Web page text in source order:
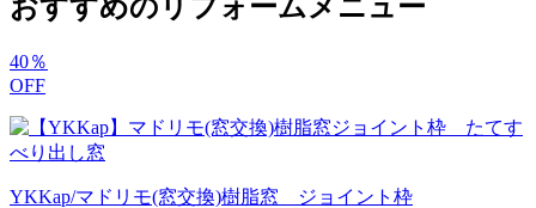
おすすめのリフォームメニュー
40％
OFF
YKKap/マドリモ(窓交換)樹脂窓 ジョイント枠